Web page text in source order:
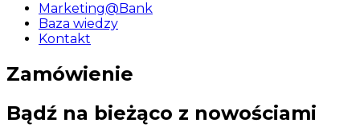
Marketing@Bank
Baza wiedzy
Kontakt
Zamówienie
Bądź na bieżąco z nowościami